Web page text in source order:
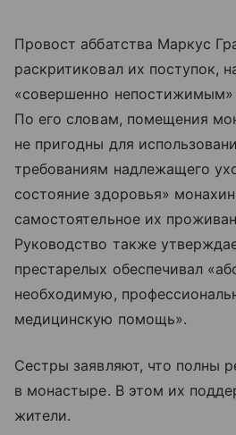
Провост аббатства Маркус
раскритиковал их поступок,
«совершенно непостижимым»
По его словам, помещения
не пригодны для
требованиям надлежащего
состояние здоровья»
самостоятельное их
Руководство также
престарелых обеспечивал
необходимую,
медицинскую помощь».
Сестры заявляют, что полны
в монастыре. В этом их
жители.